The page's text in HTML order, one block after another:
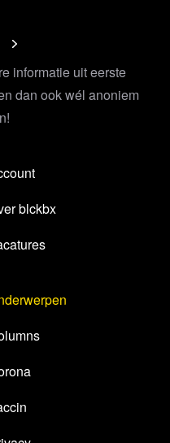
informatie uit eerste
dan ook wél anoniem
blckbx